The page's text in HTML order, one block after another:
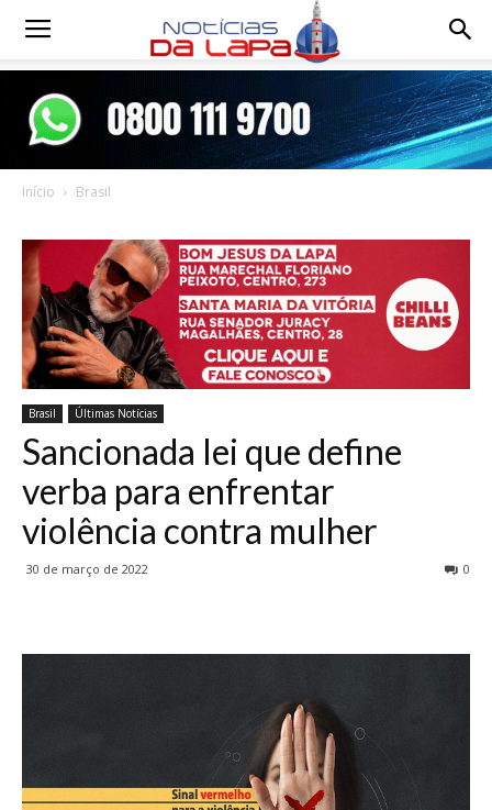
Notícias
Início Brasil
Brasil Últimas Notícias
Sancionada lei que define
verba para enfrentar
violência contra mulher
30 de março de 2022 0